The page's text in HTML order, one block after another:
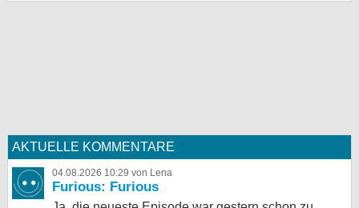
AKTUELLE KOMMENTARE
04.08.2026 10:29 von Lena
Furious: Furious